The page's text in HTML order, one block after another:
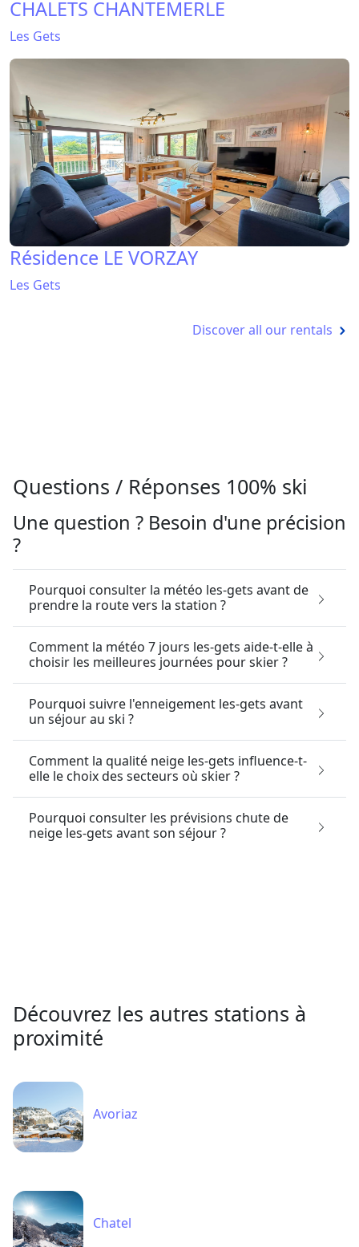
CHALETS CHANTEMERLE
Les Gets
Résidence LE VORZAY
Les Gets
Discover all our rentals
Questions / Réponses 100% ski
Une question ? Besoin d'une précision
?
Pourquoi consulter la météo les-gets avant de
prendre la route vers la station ?
Comment la météo 7 jours les-gets aide-t-elle à
choisir les meilleures journées pour skier ?
Pourquoi suivre l'enneigement les-gets avant
un séjour au ski ?
Comment la qualité neige les-gets influence-t-
elle le choix des secteurs où skier ?
Pourquoi consulter les prévisions chute de
neige les-gets avant son séjour ?
Découvrez les autres stations à
proximité
Avoriaz
Chatel